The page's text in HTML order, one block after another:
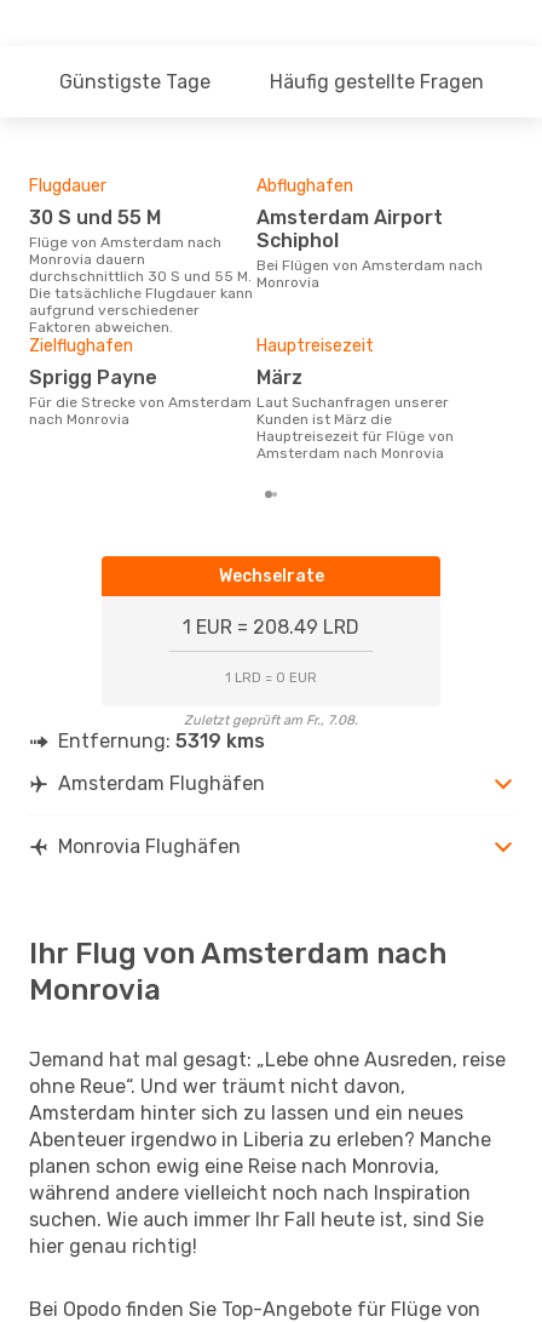
Günstigste Tage Häufig gestellte Fragen
Flugdauer
30 S und 55 M
Flüge von Amsterdam nach
Monrovia dauern
durchschnittlich 30 S und 55 M.
Die tatsächliche Flugdauer kann
aufgrund verschiedener
Faktoren abweichen.
Abflughafen
Amsterdam Airport
Schiphol
Bei Flügen von Amsterdam nach
Monrovia
Zielflughafen
Sprigg Payne
Für die Strecke von Amsterdam
nach Monrovia
Hauptreisezeit
März
Laut Suchanfragen unserer
Kunden ist März die
Hauptreisezeit für Flüge von
Amsterdam nach Monrovia
Wechselrate
1 EUR = 208.49 LRD
1 LRD = 0 EUR
Zuletzt geprüft am Fr., 7.08.
Entfernung: 5319 kms
Amsterdam Flughäfen
Monrovia Flughäfen
Ihr Flug von Amsterdam nach
Monrovia
Jemand hat mal gesagt: „Lebe ohne Ausreden, reise
ohne Reue“. Und wer träumt nicht davon,
Amsterdam hinter sich zu lassen und ein neues
Abenteuer irgendwo in Liberia zu erleben? Manche
planen schon ewig eine Reise nach Monrovia,
während andere vielleicht noch nach Inspiration
suchen. Wie auch immer Ihr Fall heute ist, sind Sie
hier genau richtig!
Bei Opodo finden Sie Top-Angebote für Flüge von